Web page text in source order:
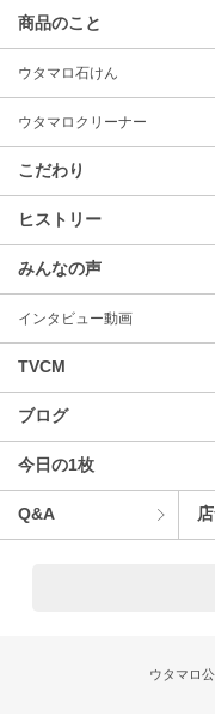
商品のこと
ウタマロ⽯けん
ウタマロクリーナー
こだわり
ヒストリー
みんなの声
インタビュー動画
TVCM
ブログ
今⽇の1枚
Q&A
ウタマロ